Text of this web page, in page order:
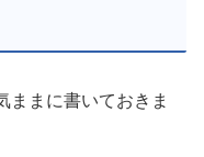
ままに書いておきま